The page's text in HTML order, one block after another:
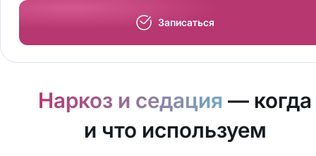
Записаться
Наркоз и седация — когда
и что используем